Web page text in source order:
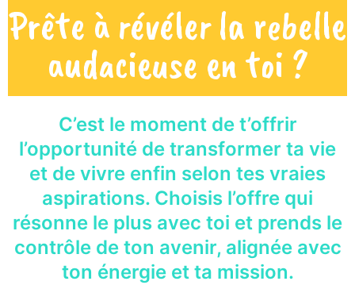
Prête à révéler la rebelle
audacieuse en toi ?
C’est le moment de t’offrir
l’opportunité de transformer ta vie
et de vivre enfin selon tes vraies
aspirations. Choisis l’offre qui
résonne le plus avec toi et prends le
contrôle de ton avenir, alignée avec
ton énergie et ta mission.